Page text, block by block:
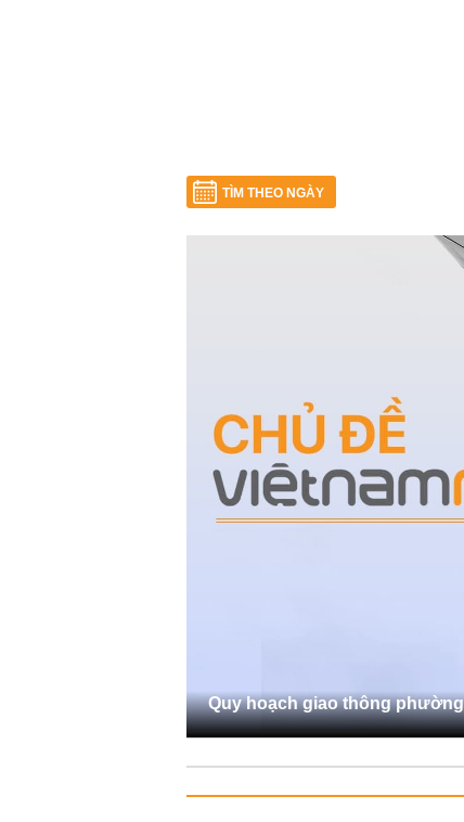
TÌM THEO NGÀY
Quy hoạch giao thông